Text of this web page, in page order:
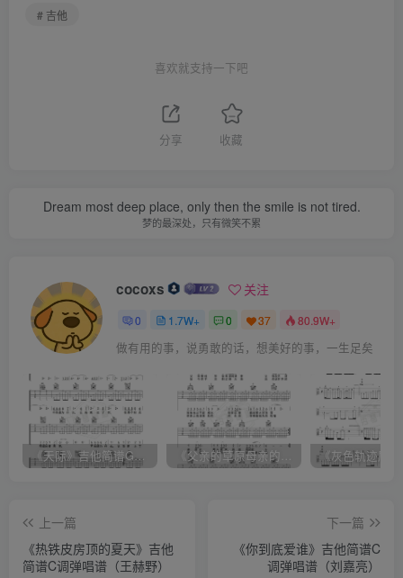
# 吉他
喜欢就支持一下吧
分享 收藏
Nobody can go back and start a new beginning, but anyone
can start today and make a new ending.
cocoxs 关注
0 1.7W+ 0 37 80.9W+
有时候必须做自己的英雄
上一篇
下一篇